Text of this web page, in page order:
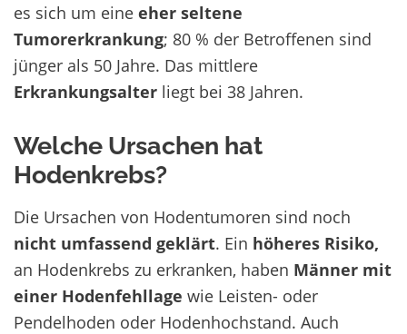
es sich um eine eher seltene
Tumorerkrankung; 80 % der Betroffenen sind
jünger als 50 Jahre. Das mittlere
Erkrankungsalter liegt bei 38 Jahren.
Welche Ursachen hat
Hodenkrebs?
Die Ursachen von Hodentumoren sind noch
nicht umfassend geklärt. Ein höheres Risiko,
an Hodenkrebs zu erkranken, haben Männer mit
einer Hodenfehllage wie Leisten- oder
Pendelhoden oder Hodenhochstand. Auch